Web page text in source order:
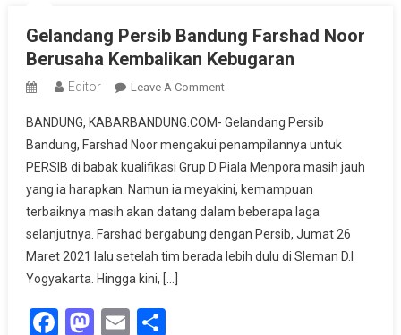
Gelandang Persib Bandung Farshad Noor
Berusaha Kembalikan Kebugaran
Editor Leave A CommentOn
Persib
Bandung
Farshad
Noor
Berusaha
Kembalikan
Kebugaran
BANDUNG, KABARBANDUNG.COM- Gelandang Persib
Bandung, Farshad Noor mengakui penampilannya untuk
PERSIB di babak kualifikasi Grup D Piala Menpora masih jauh
yang ia harapkan. Namun ia meyakini, kemampuan
terbaiknya masih akan datang dalam beberapa laga
selanjutnya. Farshad bergabung dengan Persib, Jumat 26
Maret 2021 lalu setelah tim berada lebih dulu di Sleman D.I
Yogyakarta. Hingga kini, […]
Facebook
Mastodon
EmailShare